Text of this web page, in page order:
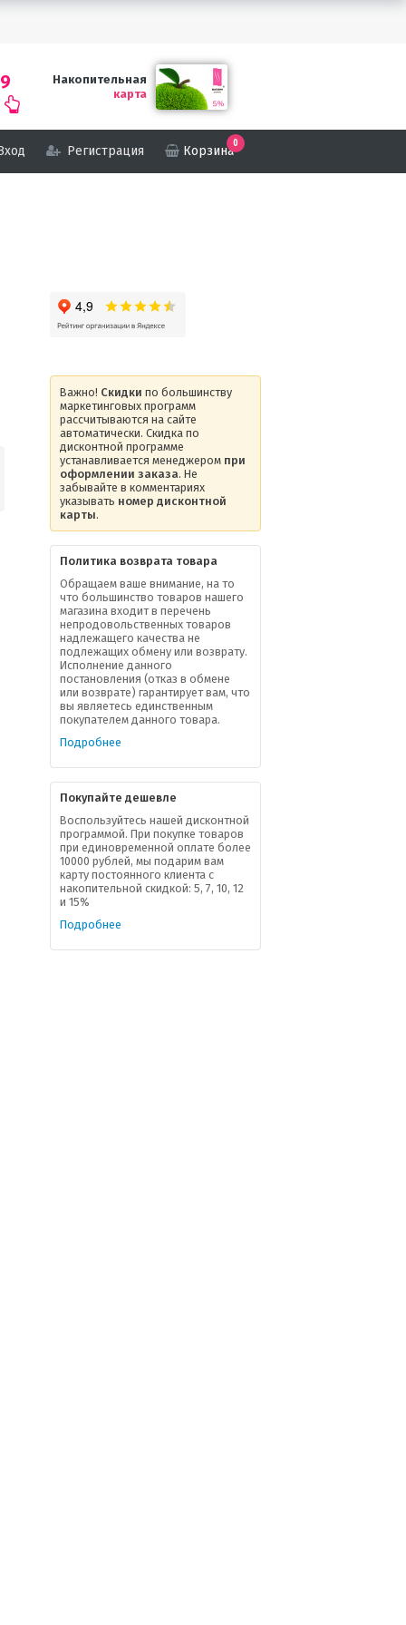
Накопительная
карта
Регистрация Корзина
0
Важно! Скидки по большинству
маркетинговых программ
рассчитываются на сайте
автоматически. Скидка по
дисконтной программе
устанавливается менеджером при
оформлении заказа. Не
забывайте в комментариях
указывать номер дисконтной
карты.
Политика возврата товара
Обращаем ваше внимание, на то
что большинство товаров нашего
магазина входит в перечень
непродовольственных товаров
надлежащего качества не
подлежащих обмену или возврату.
Исполнение данного
постановления (отказ в обмене
или возврате) гарантирует вам, что
вы являетесь единственным
покупателем данного товара.
Подробнее
Покупайте дешевле
Воспользуйтесь нашей дисконтной
программой. При покупке товаров
при единовременной оплате более
10000 рублей, мы подарим вам
карту постоянного клиента с
накопительной скидкой: 5, 7, 10, 12
и 15%
Подробнее